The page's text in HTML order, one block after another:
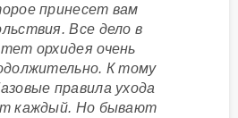
принесет вам
Все дело в
орхидея очень
К тому
правила ухода
каждый. Но бывают